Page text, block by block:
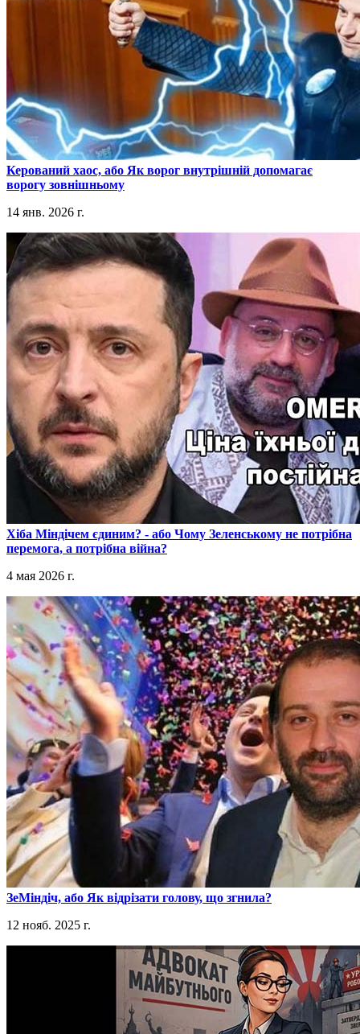
​Керований хаос, або Як ворог внутрішній допомагає
ворогу зовнішньому
14 янв. 2026 г.
​Хіба Міндічем єдиним? - або Чому Зеленському не потрібна
перемога, а потрібна війна?
4 мая 2026 г.
​ЗеМіндіч, або Як відрізати голову, що згнила?
12 нояб. 2025 г.